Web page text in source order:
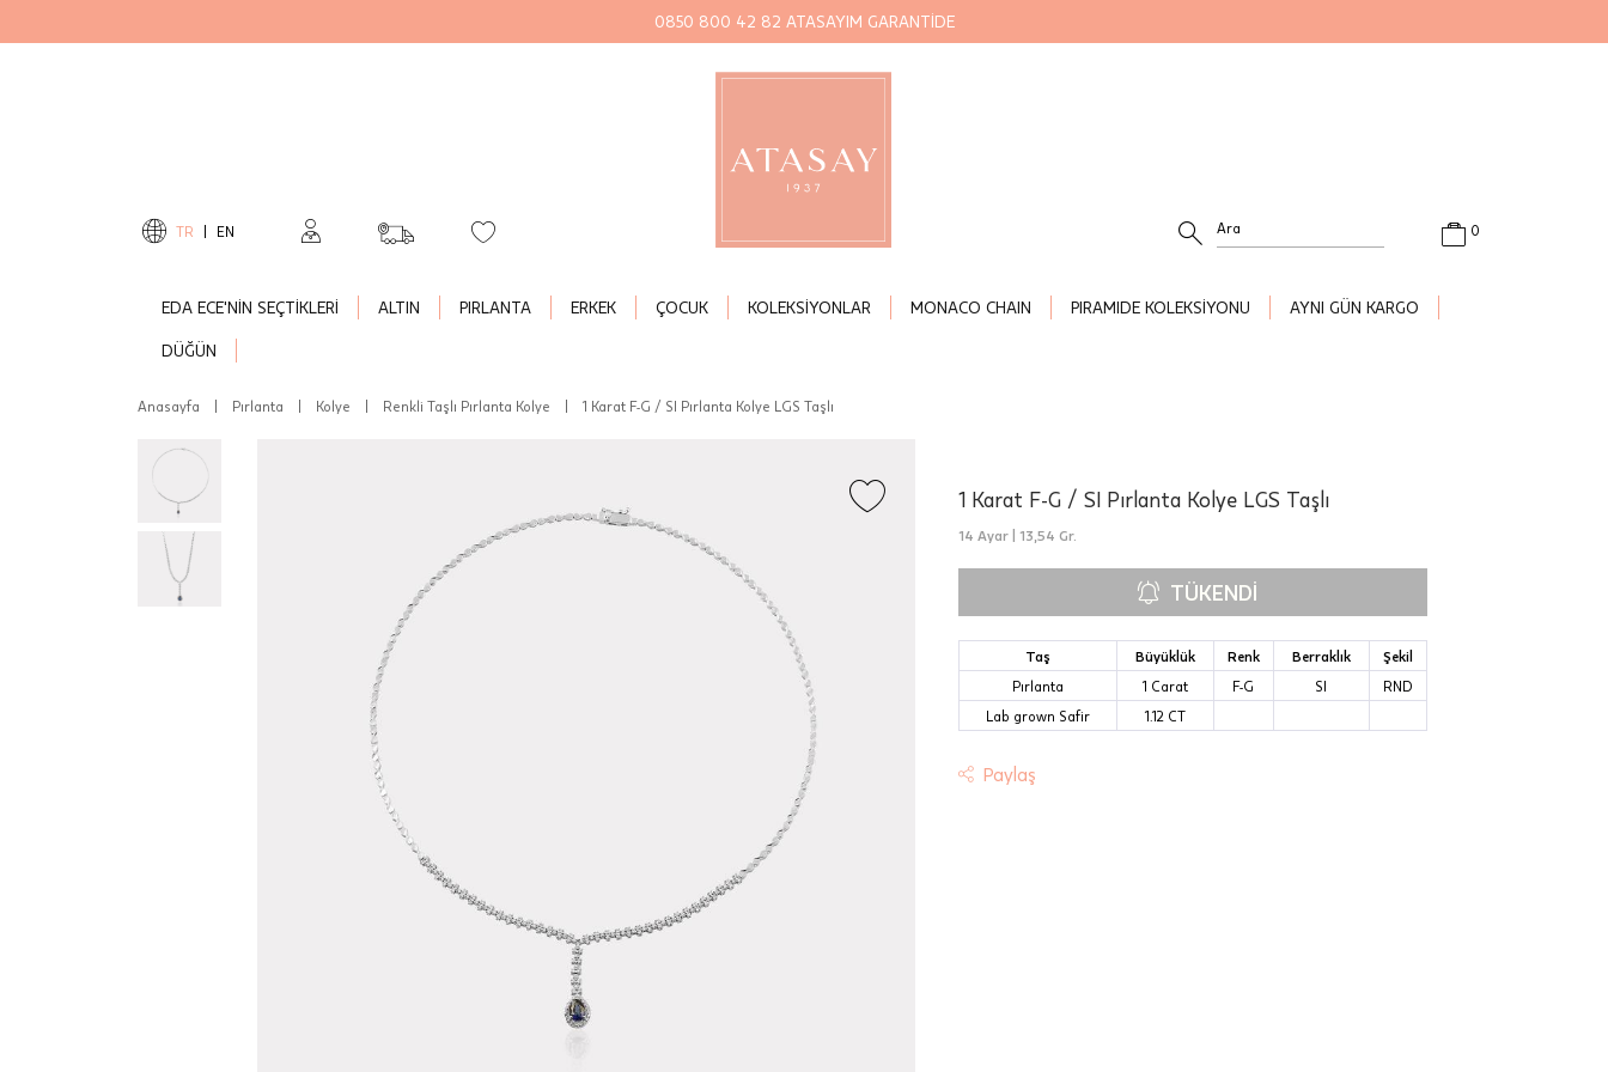
0850 800 42 82 ATASAYIM GARANTİDE
TR EN
EDA ECE'NİN SEÇTİKLERİ ALTIN PIRLANTA ERKEK ÇOCUK KOLEKSİYONLAR MONACO CHAIN PIRAMIDE KOLEKSİYONU AYNI GÜN KARGO
DÜĞÜN
0
Anasayfa Pırlanta Kolye Renkli Taşlı Pırlanta Kolye 1 Karat F-G / SI Pırlanta Kolye LGS Taşlı
1 Karat F-G / SI Pırlanta Kolye LGS Taşlı
14 Ayar | 13,54 Gr.
TÜKENDI
Taş Büyüklük Renk Berraklık
Şekil
Pırlanta
1 Carat F-G SI
RND
Lab grown Safir
1.12 CT
Paylaş
Teslimat
Siparişleriniz "HepsiJet Kargo" ile ücretsiz ve sigortalı olarak
gönderilmektedir.
Aynı Gün Teslimat: Motor Kurye seçimi yapılan siparişler hafta içi 08:00-